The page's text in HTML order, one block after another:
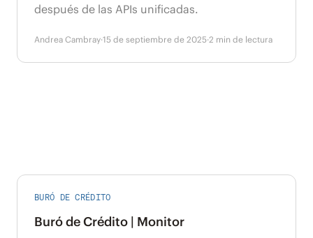
después de las APIs unificadas.
Andrea Cambray·15 de septiembre de 2025·2 min de lectura
BURÓ DE CRÉDITO
Buró de Crédito | Monitor